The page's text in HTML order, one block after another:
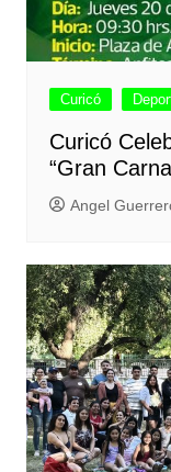
Curicó
Curicó
“Gran
Angel